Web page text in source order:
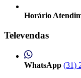
Horário
Televendas
WhatsApp (31)